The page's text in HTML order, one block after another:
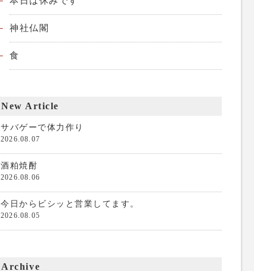
神社仏閣
食
New Article
サバゲーで体力作り
2026.08.07
酒粕焼酎
2026.08.06
今日からビシッと営業してます。
2026.08.05
Archive